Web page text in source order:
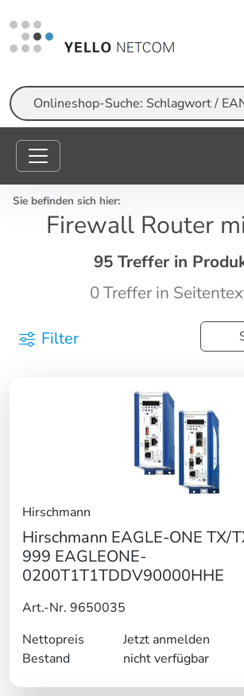
Suche
Sie befinden sich hier:
Firewall Router
95 Treffer in
0 Treffer in
Filter
Hirschmann
Hirschmann EAGLE-ONE TX/
999 EAGLEONE-
0200T1T1TDDV90000HHE
Art.-Nr. 9650035
Nettopreis
Jetzt anmelden
Bestand
nicht verfügbar